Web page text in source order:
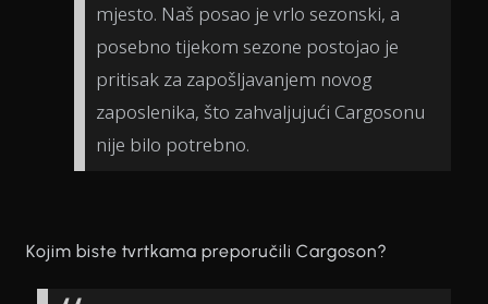
mjesto. Naš posao je vrlo sezonski, a
posebno tijekom sezone postojao je
pritisak za zapošljavanjem novog
zaposlenika, što zahvaljujući Cargosonu
nije bilo potrebno.
Kojim biste tvrtkama preporučili Cargoson?